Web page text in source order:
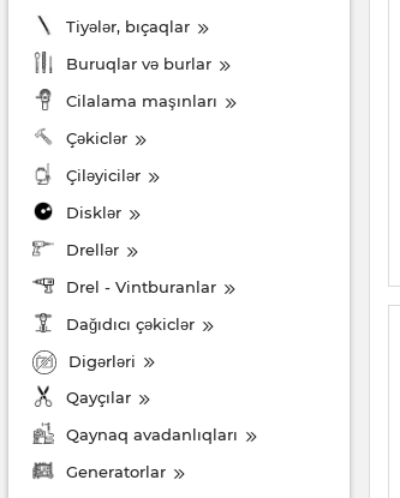
Tiyələr, bıçaqlar
Buruqlar və burlar
Cilalama maşınları
Çəkiclər
Çiləyicilər
Disklər
Drellər
Drel - Vintburanlar
Dağıdıcı çəkiclər
Digərləri
Qayçılar
Qaynaq avadanlıqları
Generatorlar